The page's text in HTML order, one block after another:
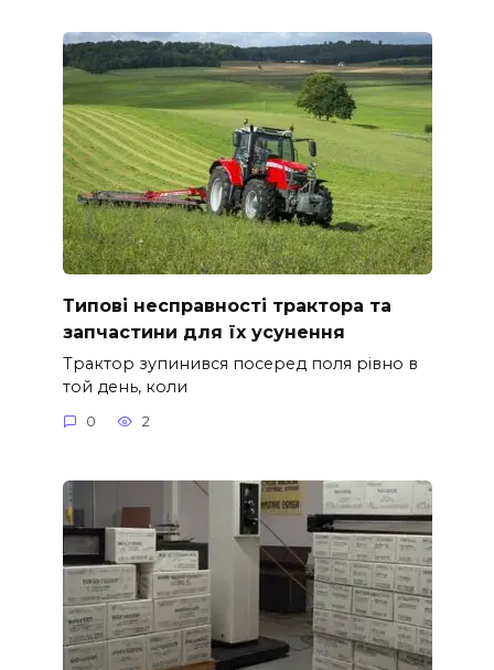
Типові несправності трактора та
запчастини для їх усунення
Трактор зупинився посеред поля рівно в
той день, коли
0 2